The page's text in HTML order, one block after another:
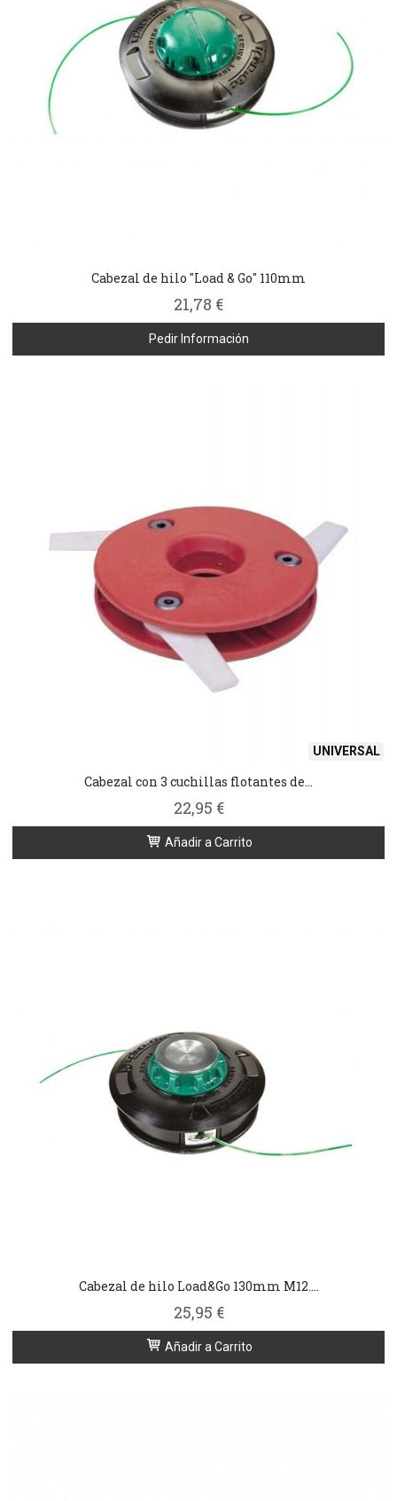
Cabezal de hilo "Load & Go" 110mm
21,78 €
Pedir Información
UNIVERSAL
Cabezal con 3 cuchillas flotantes de...
22,95 €
Añadir a Carrito
Cabezal de hilo Load&Go 130mm M12....
25,95 €
Añadir a Carrito